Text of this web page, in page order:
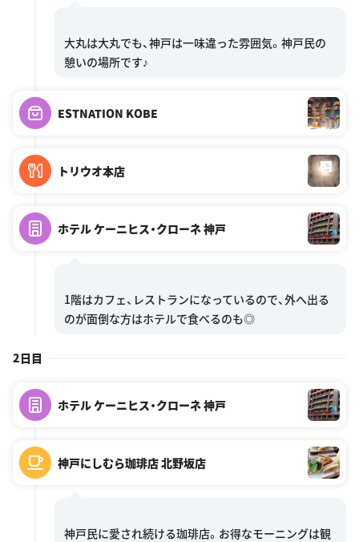
大丸は大丸でも、神戸は一味違った雰囲気。神戸民の
ESTNATION KOBE
トリウオ本店
ホテル ケーニヒス・クローネ 神戸
1階はカフェ、レストランになっているので、外へ出る
2日目
ホテル ケーニヒス・クローネ 神戸
神戸にしむら珈琲店 北野坂店
神戸民に愛され続ける珈琲店。お得なモーニングは観